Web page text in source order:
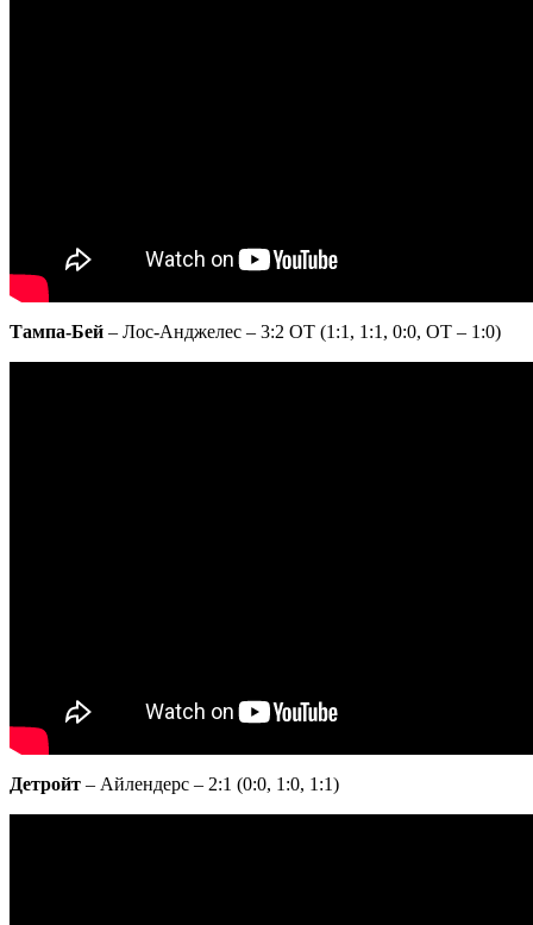
Тампа-Бей – Лос-Анджелес – 3:2 ОТ (1:1, 1:1, 0:0, ОТ – 1:0)
Детройт – Айлендерс – 2:1 (0:0, 1:0, 1:1)